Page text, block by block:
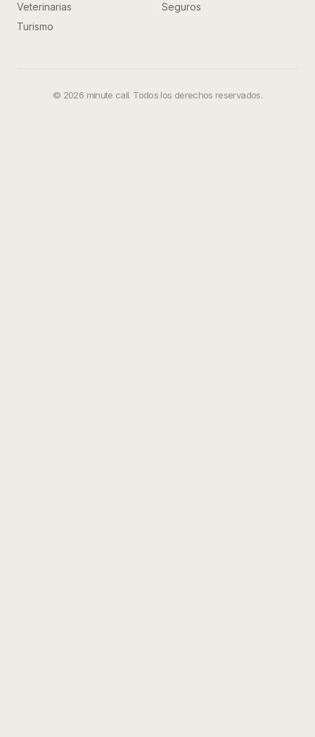
Veterinarias
Seguros
Turismo
© 2026 minute call. Todos los derechos reservados.